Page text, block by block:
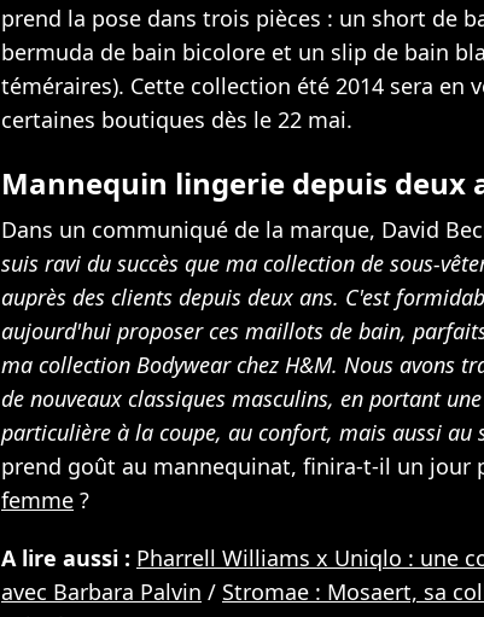
prend la pose dans trois pièces : un short de
bermuda de bain bicolore et un slip de bain
téméraires). Cette collection été 2014 sera en
certaines boutiques dès le 22 mai.
Mannequin lingerie depuis deux
Dans un communiqué de la marque, David
suis ravi du succès que ma collection de sous-
auprès des clients depuis deux ans. C'est
aujourd'hui proposer ces maillots de bain,
ma collection Bodywear chez H&M. Nous avons
de nouveaux classiques masculins, en portant
particulière à la coupe, au confort, mais aussi au
prend goût au mannequinat, finira-t-il un jour
femme ?
A lire aussi : Pharrell Williams x Uniqlo : une
avec Barbara Palvin / Stromae : Mosaert, sa